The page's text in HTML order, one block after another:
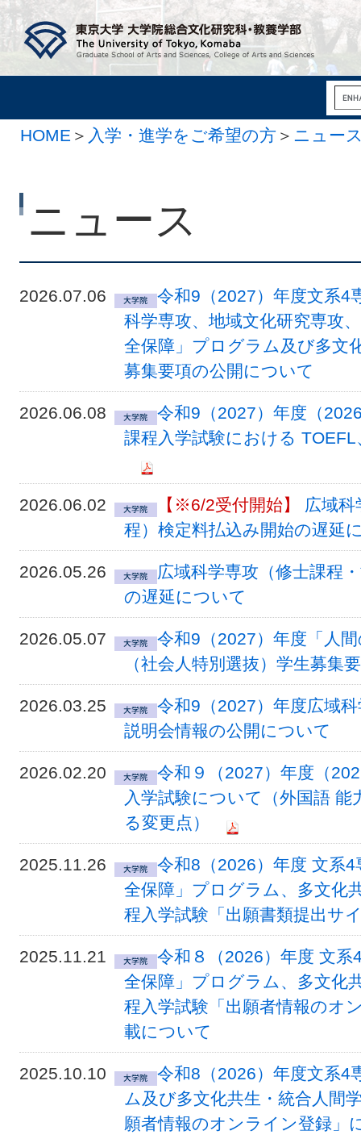
HOME ＞ 入学・進学をご希望の方 ＞ ニュー
ニュース
2026.07.06
令和9（2027）年度文系4
科学専攻、地域文化研究専攻
全保障」プログラム及び多文
募集要項の公開について
2026.06.08
令和9（2027）年度（
課程入学試験における
2026.06.02 【※6/2受付開始】
広域科
程）検定料払込み開始の遅延
2026.05.26
広域科学専攻（修士課程
の遅延について
2026.05.07
令和9（2027）年度「人
（社会人特別選抜）学生募集
2026.03.25
令和9（2027）年度広域
説明会情報の公開について
2026.02.20
令和９（2027）年度（
入学試験について（外国語
る変更点）
2025.11.26
令和8（2026）年度 文系
全保障」プログラム、多文化
程入学試験「出願書類提出サ
2025.11.21
令和８（2026）年度 文系
全保障」プログラム、多文化
程入学試験「出願者情報のオ
載について
2025.10.10
令和8（2026）年度文系4
ム及び多文化共生・統合人間
願者情報のオンライン登録」